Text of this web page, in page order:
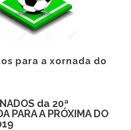
para a xornada do
da 20ª
PARA A PRÓXIMA DO